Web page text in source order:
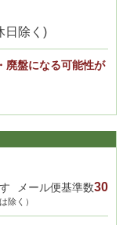
日除く)
廃盤になる可能性が
メール便基準数30
除く）